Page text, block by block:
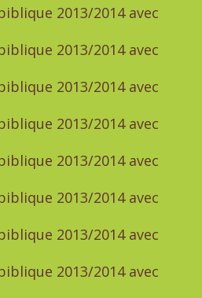
2013/2014 avec
2013/2014 avec
2013/2014 avec
2013/2014 avec
2013/2014 avec
2013/2014 avec
2013/2014 avec
2013/2014 avec